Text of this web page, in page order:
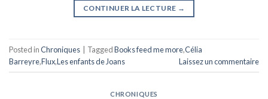
CONTINUER LA LECTURE →
Posted inChroniques TaggedBooks feed me more,Célia
Barreyre,Flux,Les enfants de Joans Laissez un commentaire
CHRONIQUES